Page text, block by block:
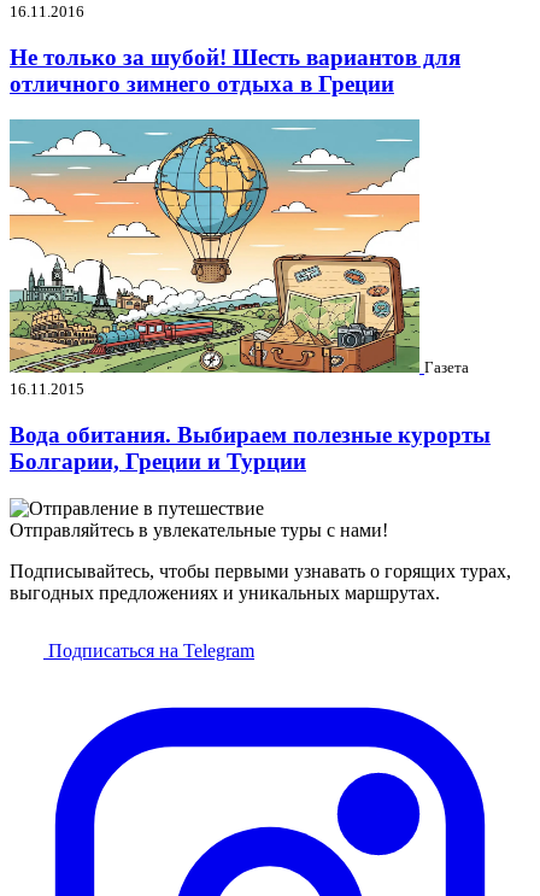
16.11.2016
Не только за шубой! Шесть вариантов для
отличного зимнего отдыха в Греции
Газета
16.11.2015
Вода обитания. Выбираем полезные курорты
Болгарии, Греции и Турции
Отправляйтесь в увлекательные туры с нами!
Подписывайтесь, чтобы первыми узнавать о горящих турах,
выгодных предложениях и уникальных маршрутах.
Подписаться на Telegram